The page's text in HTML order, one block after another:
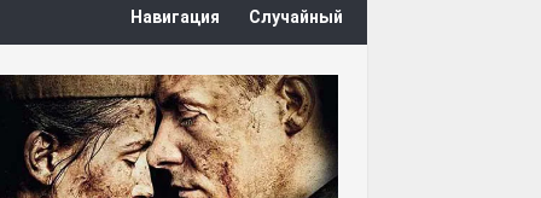
Навигация Случайный